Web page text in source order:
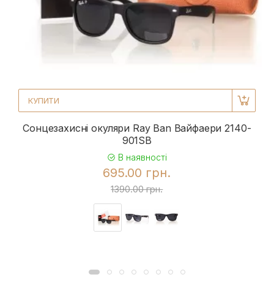
КУПИТИ
Сонцезахисні окуляри Ray Ban Вайфаери 2140-
901SB
В наявності
695.00 грн.
1390.00 грн.